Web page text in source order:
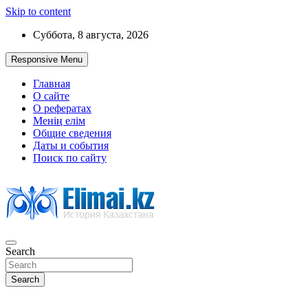
Skip to content
Суббота, 8 августа, 2026
Responsive Menu
Главная
О сайте
О рефератах
Менің елім
Общие сведения
Даты и события
Поиск по сайту
История Казахстана
Search
Search